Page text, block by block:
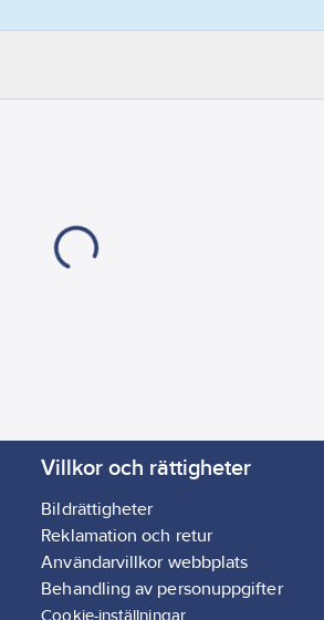
Villkor och rättigheter
Bildrättigheter
Reklamation och retur
Användarvillkor webbplats
Behandling av personuppgifter
Cookie-inställningar